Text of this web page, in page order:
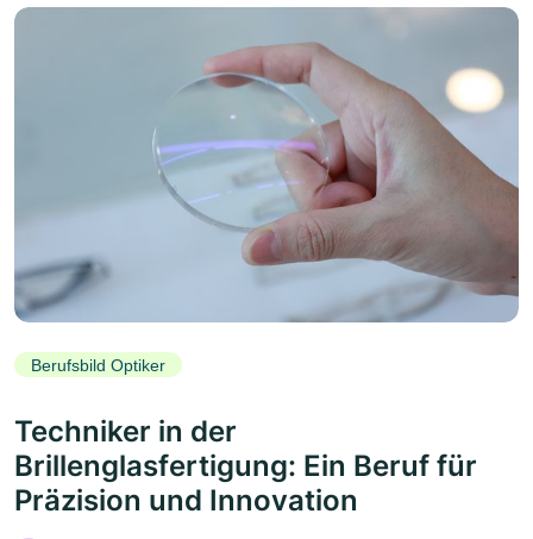
Berufsbild Optiker
Techniker in der
Brillenglasfertigung: Ein Beruf für
Präzision und Innovation